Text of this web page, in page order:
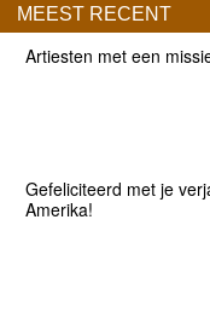
MEEST RECENT
Artiesten met een
Gefeliciteerd met je
Amerika!